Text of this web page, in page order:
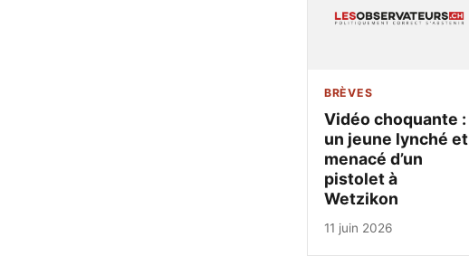
BRÈVES
Vidéo choquante :
un jeune lynché et
menacé d’un
pistolet à
Wetzikon
11 juin 2026